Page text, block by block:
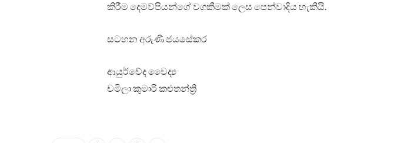
කිරීම දෙමව්පියන්ගේ වගකීමක් ලෙස පෙන්වාදිය හැකියි.
සටහන අරුණි ජයසේකර
ආයුර්වේද වෛද්‍ය
චමිලා කුමාරි කළුතන්ත්‍රි